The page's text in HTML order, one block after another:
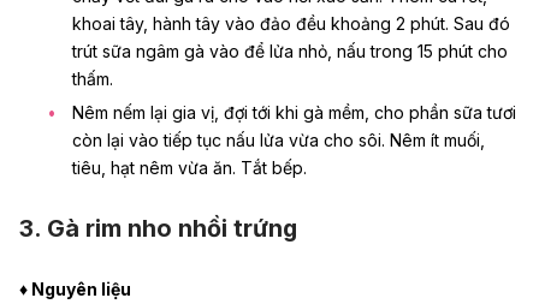
khoai tây, hành tây vào đảo đều khoảng 2 phút. Sau đó
trút sữa ngâm gà vào để lửa nhỏ, nấu trong 15 phút cho
thấm.
Nêm nếm lại gia vị, đợi tới khi gà mềm, cho phần sữa tươi
còn lại vào tiếp tục nấu lửa vừa cho sôi. Nêm ít muối,
tiêu, hạt nêm vừa ăn. Tắt bếp.
3. Gà rim nho nhồi trứng
♦ Nguyên liệu